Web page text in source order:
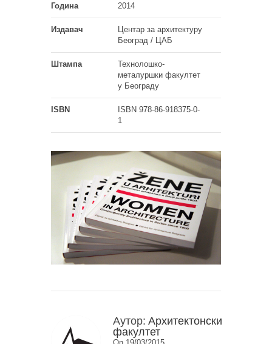
Година 2014
Издавач
Центар за архитектуру
Београд / ЦАБ
Штампа
Технолошко-
металуршки факултет
у Београду
ISBN
ISBN 978-86-918375-0-
1
Аутор: Архитектонски
факултет